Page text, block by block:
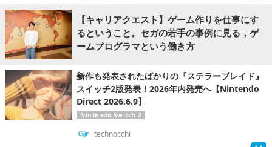
【キャリアクエスト】ゲーム作りを仕事にす
るということ。セガの若手の事例に見る，ゲ
ームプログラマという働き方
新作も発表されたばかりの『ステラーブレイド』
スイッチ2版発表！2026年内発売へ【Nintendo
Direct 2026.6.9】
Nintendo Switch 2
technocchi